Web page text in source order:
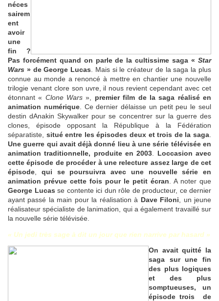
néces
sairem
ent
avoir
une
fin ?
Pas forcément quand on parle de la cultissime saga « Star
Wars » de George Lucas . Mais si le créateur de la saga la plus
connue au monde a renoncé à mettre en chantier une nouvelle
trilogie venant clore son uvre, il nous revient cependant avec cet
étonnant « Clone Wars », premier film de la saga réalisé en
animation numérique. Ce dernier délaisse un petit peu le seul
destin dAnakin Skywalker pour se concentrer sur la guerre des
clones, épisode opposant la République à la Fédération
séparatiste, situé entre les épisodes deux et trois de la saga
Une guerre qui avait déjà donné lieu à une série télévisée en
animation traditionnelle, produite en 2003
Loccasion avec
cette épisode de procéder à une relecture assez large de cet
épisode
qui se poursuivra avec une nouvelle série en
animation prévue cette fois pour le petit écran . A noter que
George Lucas se contente ici dun rôle de producteur, ce dernier
ayant passé la main pour la réalisation à Dave Filoni , un jeune
réalisateur spécialiste de lanimation, qui a également travaillé sur
la nouvelle série télévisée.
« Un jedi très sage à dit un jour que rien narrive par hasard »
On avait quitté la
saga sur une fin
des plus logiques
et des plus
somptueuses, un
épisode trois  de